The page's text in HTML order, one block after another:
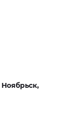
Ноябрьск,